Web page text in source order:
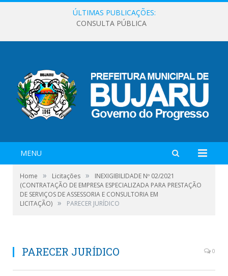
ÚLTIMAS PUBLICAÇÕES:
CONSULTA PÚBLICA
MENU
Home » Licitações »
INEXIGIBILIDADE Nº 02/2021
(CONTRATAÇÃO DE EMPRESA ESPECIALIZADA PARA PRESTAÇÃO
DE SERVIÇOS DE ASSESSORIA E CONSULTORIA EM
LICITAÇÃO) » PARECER JURÍDICO
PARECER JURÍDICO 0